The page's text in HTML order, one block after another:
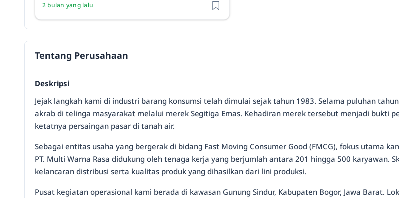
2 bulan yang lalu
Tentang Perusahaan
Deskripsi
Jejak langkah kami di industri barang konsumsi telah dimulai sejak tahun 1983. Selama puluhan
akrab di telinga masyarakat melalui merek Segitiga Emas. Kehadiran merek tersebut menjadi bukti
ketatnya persaingan pasar di tanah air.
Sebagai entitas usaha yang bergerak di bidang Fast Moving Consumer Good (FMCG), fokus utama
PT. Multi Warna Rasa didukung oleh tenaga kerja yang berjumlah antara 201 hingga 500 karyawan.
kelancaran distribusi serta kualitas produk yang dihasilkan dari lini produksi.
Pusat kegiatan operasional kami berada di kawasan Gunung Sindur, Kabupaten Bogor, Jawa Barat.